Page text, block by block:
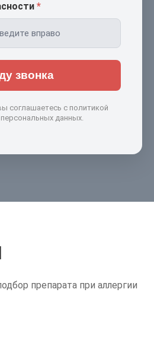
*
вправо
звонка
соглашаетесь с политикой
данных.
препарата при аллергии